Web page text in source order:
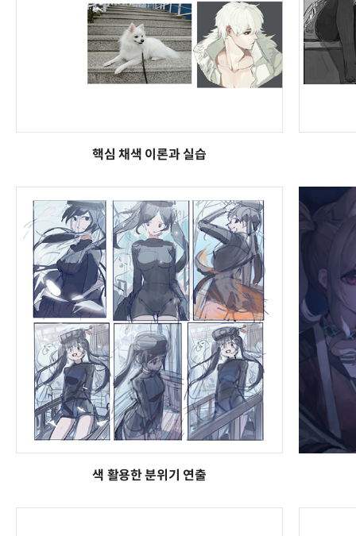
핵심 채색 이론과 실습
색 활용한 분위기 연출